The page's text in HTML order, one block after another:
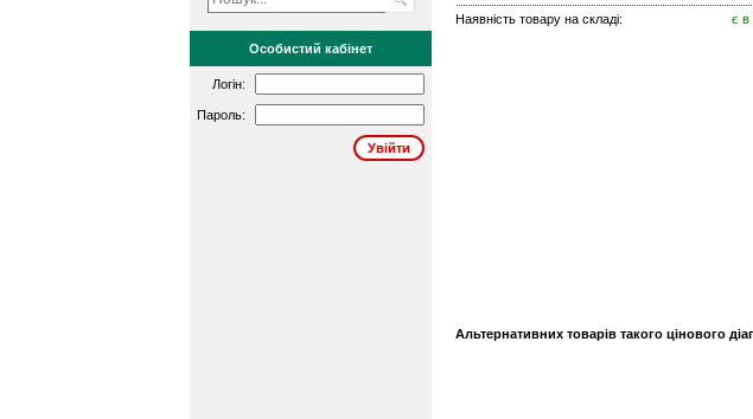
Особистий кабінет
Логін:
Пароль:
Наявність товару на складі: є в
Альтернативних товарів такого цінового